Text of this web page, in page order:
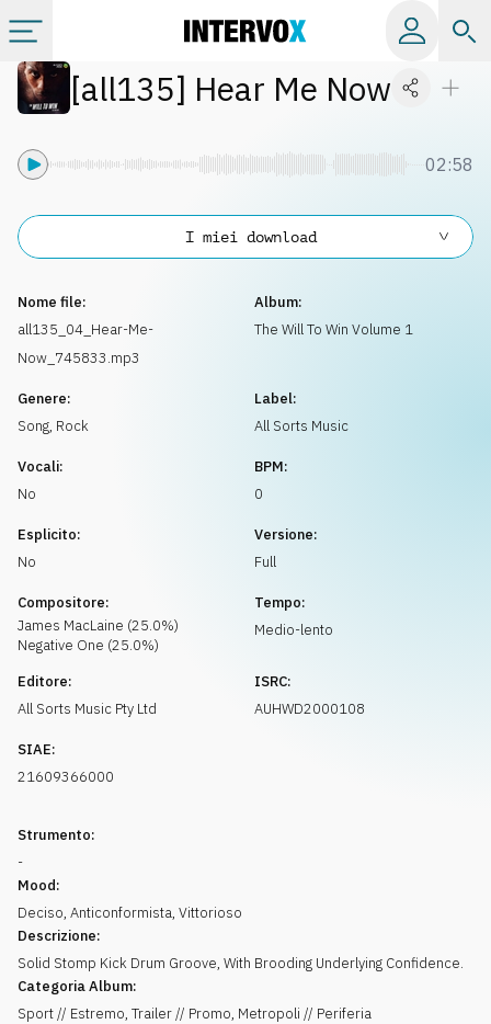
Categorie
Album
Playlist
Licenze
Info
[all135] Hear Me Now
02:58
Nome file:
all135_04_Hear-Me-
Now_745833.mp3
Album:
The Will To Win Volume 1
Genere:
Song, Rock
Label:
All Sorts Music
Vocali:
No
BPM:
0
Esplicito:
No
Versione:
Full
Compositore:
James MacLaine (25.0%)
Negative One (25.0%)
Tempo:
Medio-lento
Editore:
All Sorts Music Pty Ltd
ISRC:
AUHWD2000108
SIAE:
21609366000
Strumento:
-
Mood:
Deciso, Anticonformista, Vittorioso
Descrizione:
Solid Stomp Kick Drum Groove, With Brooding Underlying Confidence.
Categoria Album:
Sport // Estremo, Trailer // Promo, Metropoli // Periferia
I miei download